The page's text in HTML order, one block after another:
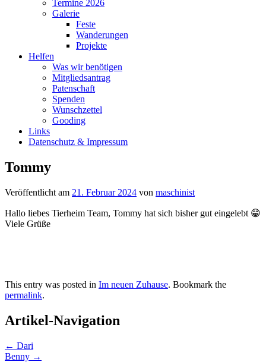
Termine 2026
Galerie
Feste
Wanderungen
Projekte
Helfen
Was wir benötigen
Mitgliedsantrag
Patenschaft
Spenden
Wunschzettel
Gooding
Links
Datenschutz & Impressum
Tommy
Veröffentlicht am 21. Februar 2024 von maschinist
Hallo liebes Tierheim Team, Tommy hat sich bisher gut eingelebt 😁
Viele Grüße
This entry was posted in Im neuen Zuhause. Bookmark the
permalink.
Artikel-Navigation
← Dari
Benny →